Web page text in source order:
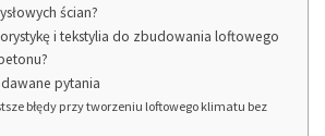
ścian?
i tekstylia do zbudowania loftowego
pytania
błędy przy tworzeniu loftowego klimatu bez